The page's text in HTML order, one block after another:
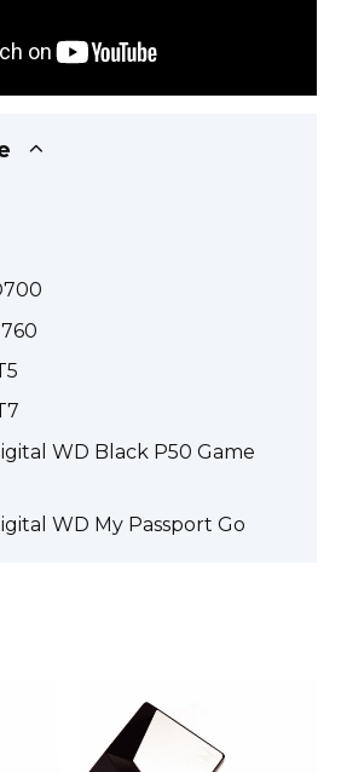
WD Black P50 Game
WD My Passport Go